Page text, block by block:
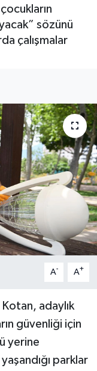
sözünü
çalışmalar
A- A+
adaylık
güvenliği için
yerine
parklar